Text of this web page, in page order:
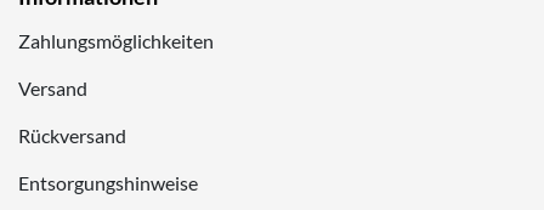
Zahlungsmöglichkeiten
Versand
Rückversand
Entsorgungshinweise